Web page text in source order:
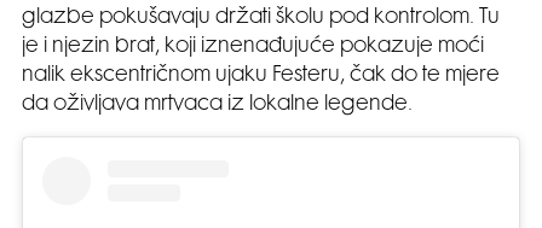
glazbe pokušavaju držati školu pod kontrolom. Tu
je i njezin brat, koji iznenađujuće pokazuje moći
nalik ekscentričnom ujaku Festeru, čak do te mjere
da oživljava mrtvaca iz lokalne legende.